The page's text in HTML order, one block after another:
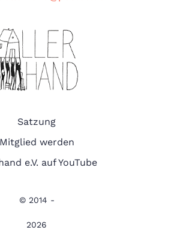
Satzung
Mitglied werden
e.V. auf YouTube
© 2014 -
2026